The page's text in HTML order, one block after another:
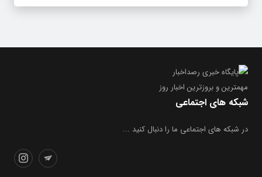
مهمترین و بروز‌ترین اخبار روز
شبکه های اجتماعی
در شبکه های اجتماعی ما را دنبال کنید ...